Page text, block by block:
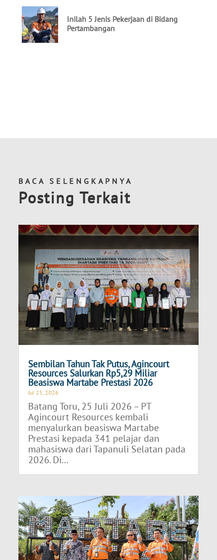
BACA SELENGKAPNYA
Posting Terkait
Sembilan Tahun Tak Putus, Agincourt
Resources Salurkan Rp5,29 Miliar
Beasiswa Martabe Prestasi 2026
Jul 25, 2026
Batang Toru, 25 Juli 2026 – PT
Agincourt Resources kembali
menyalurkan beasiswa Martabe
Prestasi kepada 341 pelajar dan
mahasiswa dari Tapanuli Selatan pada
2026. Di...